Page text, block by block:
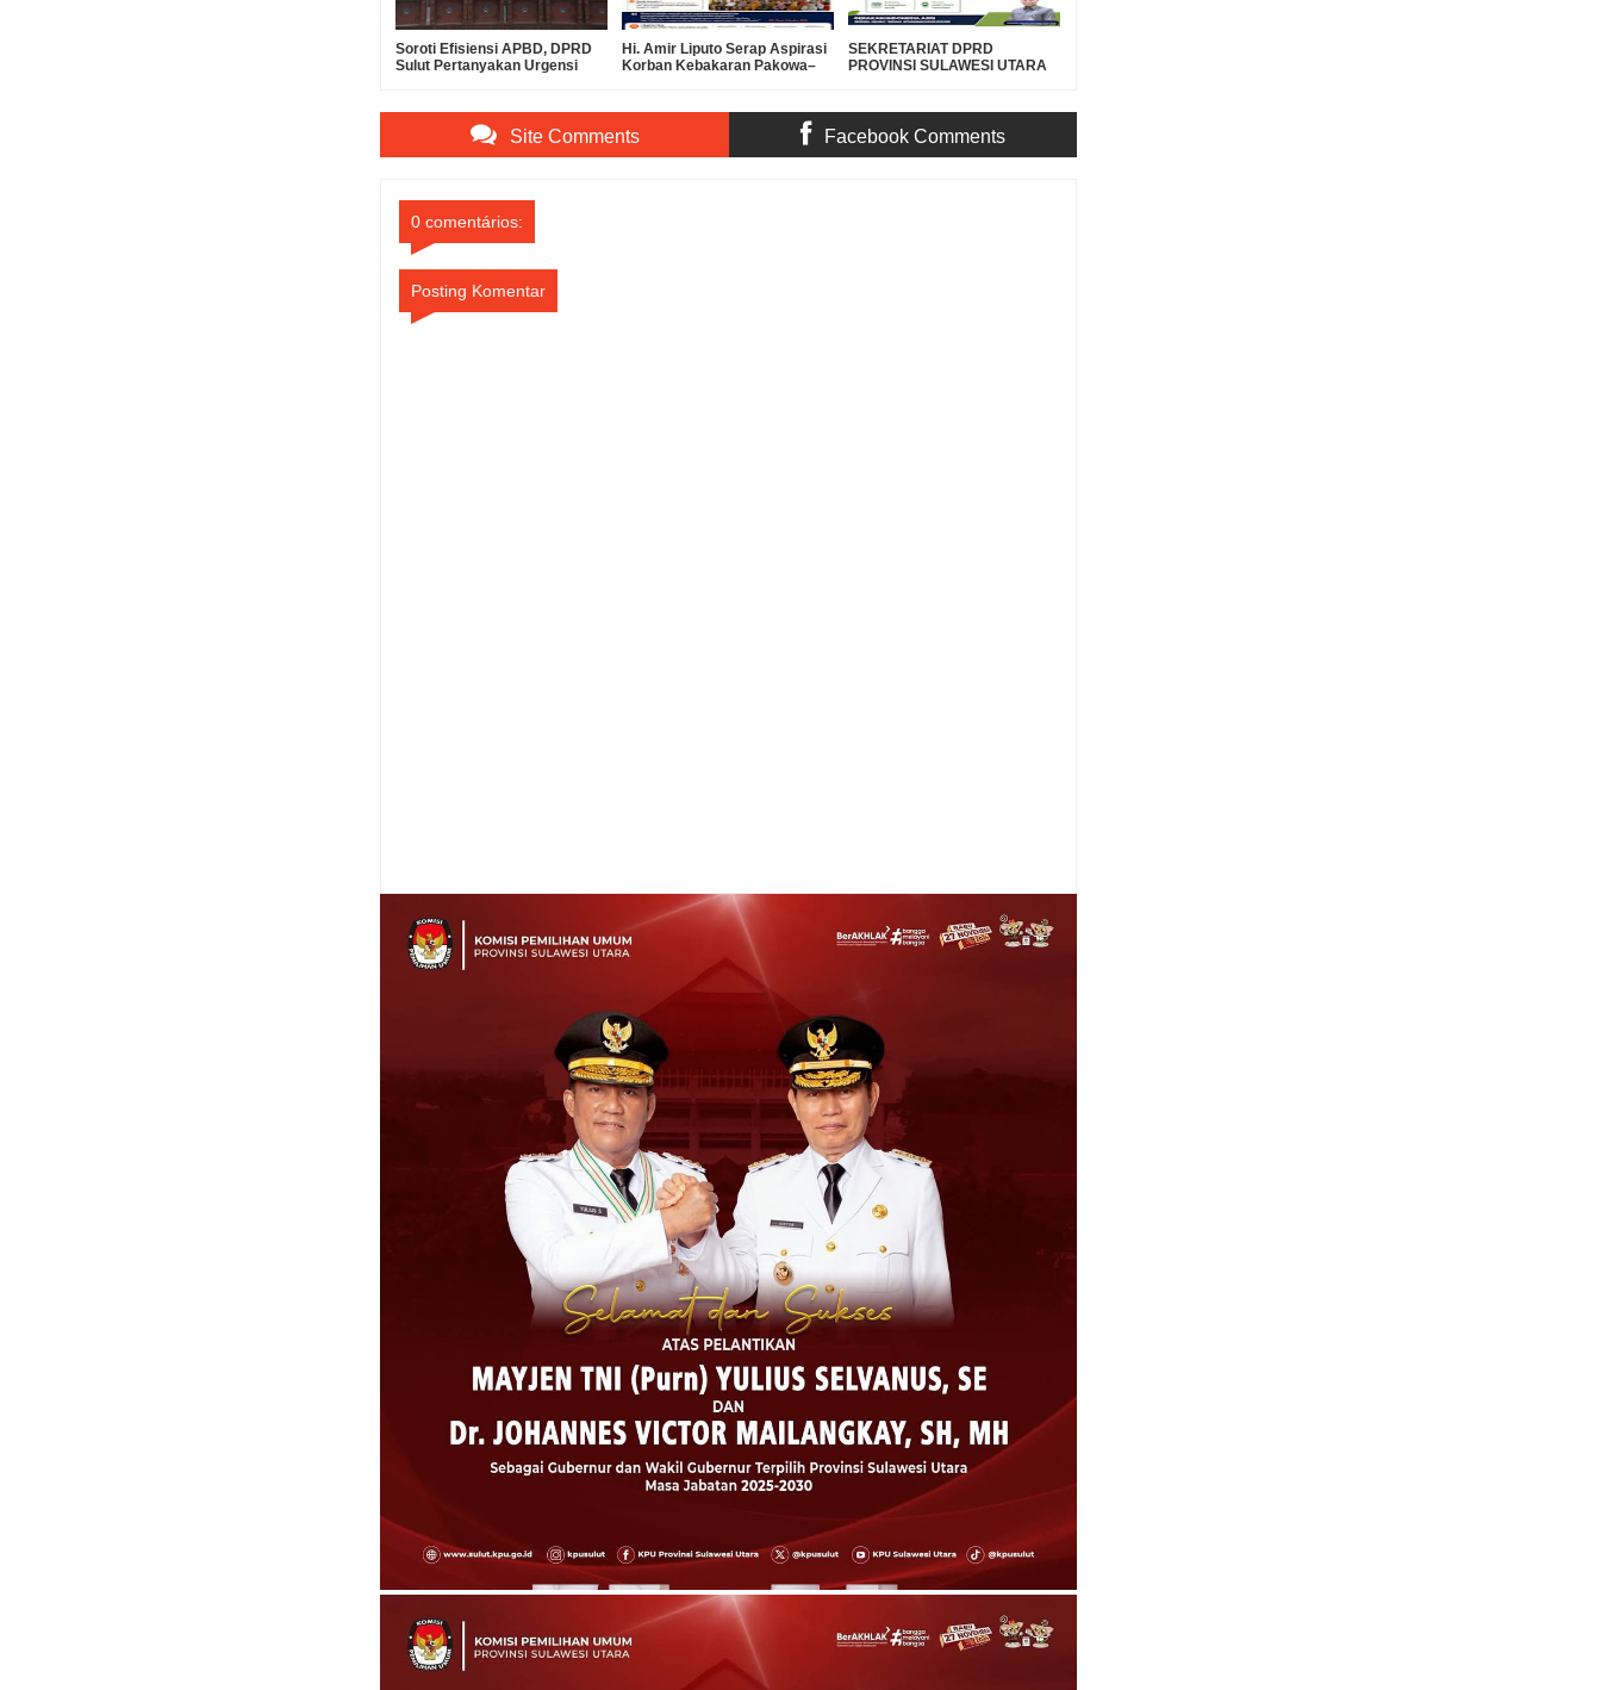
Soroti Efisiensi APBD, DPRD
Sulut Pertanyakan Urgensi
Hi. Amir Liputo Serap Aspirasi
Korban Kebakaran Pakowa–
SEKRETARIAT DPRD
PROVINSI SULAWESI UTARA
LINGKUNGAN BERSIH DAN
LESTARI
Site Comments Facebook Comments
0 comentários:
Posting Komentar